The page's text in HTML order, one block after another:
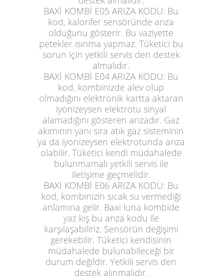
BAXİ KOMBİ E05 ARIZA KODU: Bu
kod, kalorifer sensöründe arıza
olduğunu gösterir. Bu vaziyette
petekler ısınma yapmaz. Tüketici bu
sorun için yetkili servis den destek
almalıdır.
BAXİ KOMBİ E04 ARIZA KODU: Bu
kod, kombinizde alev olup
olmadığını elektronik kartta aktaran
iyonizeysen elektrotu sinyal
alamadığını gösteren arızadır. Gaz
akımının yanı sıra atık gaz sisteminin
ya da iyonizeysen elektrotunda arıza
olabilir. Tüketici kendi müdahalede
bulunmamalı yetkili servis ile
iletişime geçmelidir.
BAXİ KOMBİ E06 ARIZA KODU: Bu
kod, kombinizin sıcak su vermediği
anlamına gelir. Baxi luna kombide
yaz kış bu arıza kodu ile
karşılaşabiliriz. Sensörün değişimi
gerekebilir. Tüketici kendisinin
müdahalede bulunabileceği bir
durum değildir. Yetkili servis den
destek alınmalıdır.